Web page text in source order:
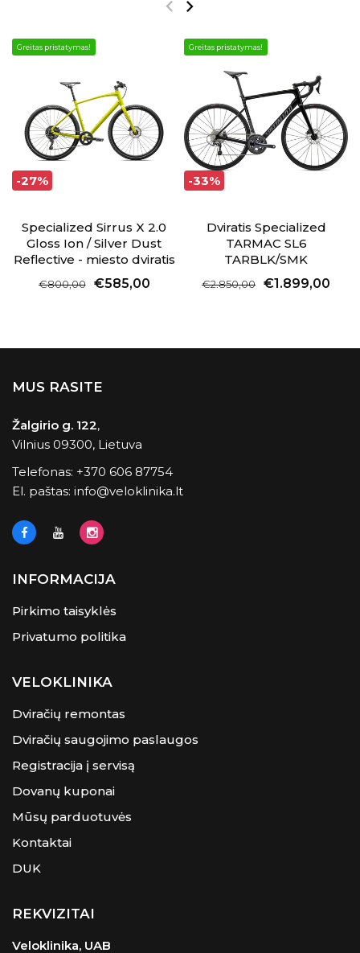
-27%
Greitas pristatymas!
Specialized Sirrus X 2.0
Gloss Ion / Silver Dust
Reflective - miesto dviratis
€800,00 €585,00
-33%
Greitas pristatymas!
Dviratis Specialized
TARMAC SL6
TARBLK/SMK
€2.850,00 €1.899,00
MUS RASITE
Žalgirio g. 122,
Vilnius 09300, Lietuva
Telefonas: +370 606 87754
El. paštas: info@veloklinika.lt
INFORMACIJA
Pirkimo taisyklės
Privatumo politika
VELOKLINIKA
Dviračių remontas
Dviračių saugojimo paslaugos
Registracija į servisą
Dovanų kuponai
Mūsų parduotuvės
Kontaktai
DUK
REKVIZITAI
Veloklinika, UAB